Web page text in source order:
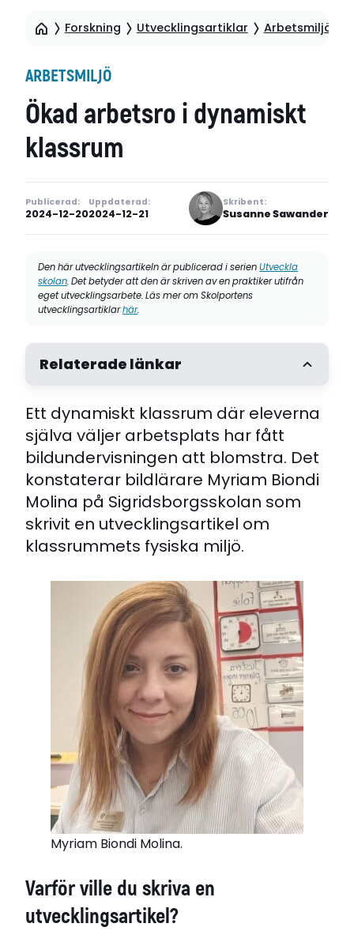
Forskning Utvecklingsartiklar Arbetsmiljö
ARBETSMILJÖ
Ökad arbetsro i dynamiskt
klassrum
Publicerad:
2024-12-20
Uppdaterad:
2024-12-21
Skribent:
Susanne Sawander
Den här utvecklingsartikeln är publicerad i serienUtveckla
skolan. Det betyder att den är skriven av en praktiker utifrån
eget utvecklingsarbete. Läs mer om Skolportens
utvecklingsartiklarhär.
Relaterade länkar
Utveckla skolan 2/2024: Fysisk miljö som grund
för arbetsron i klassrummet
Ett dynamiskt klassrum där eleverna
själva väljer arbetsplats har fått
bildundervisningen att blomstra. Det
konstaterar bildlärare Myriam Biondi
Molina på Sigridsborgsskolan som
skrivit en utvecklingsartikel om
klassrummets fysiska miljö.
Myriam Biondi Molina.
Varför ville du skriva en
utvecklingsartikel?